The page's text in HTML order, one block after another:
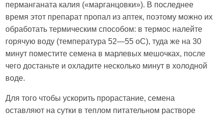
перманганата калия («марганцовки»). В последнее
время этот препарат пропал из аптек, поэтому можно их
обработать термическим способом: в термос налейте
горячую воду (температура 52—55 оС), туда же на 30
минут поместите семена в марлевых мешочках, после
чего достаньте и охладите несколько минут в холодной
воде.
Для того чтобы ускорить прорастание, семена
оставляют на сутки в теплом питательном растворе